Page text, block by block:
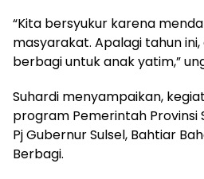
“Kita bersyukur karena
masyarakat. Apalagi tahun
berbagi untuk anak yatim,”
Suhardi menyampaikan,
program Pemerintah Provinsi
Pj Gubernur Sulsel, Bahtiar
Berbagi.